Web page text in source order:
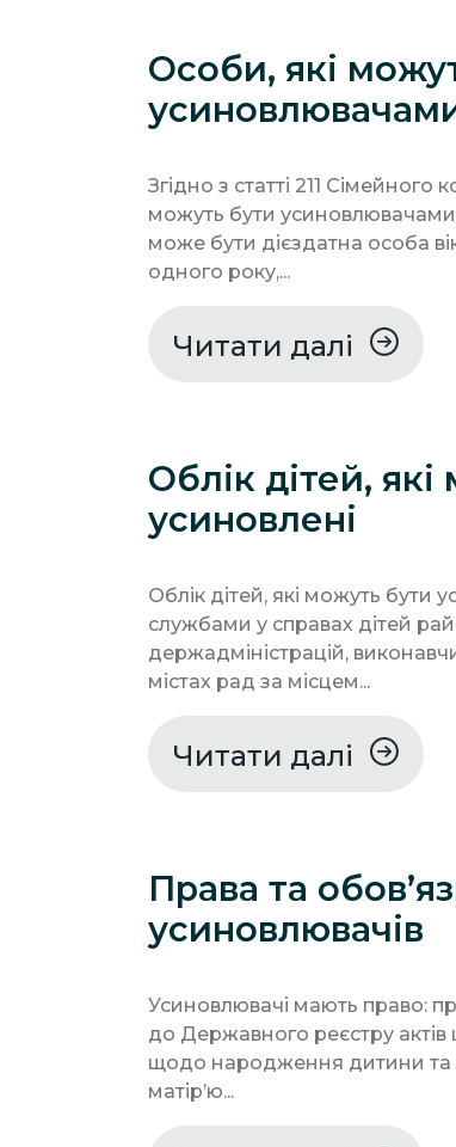
Особи, які
Згідно з статті 211 Сімейного
можуть бути
може бути дієздатна особа
одного року,...
Читати далі
Облік дітей,
усиновлені
Облік дітей, які можуть бути
службами у справах дітей
держадміністрацій,
містах рад за місцем...
Читати далі
Права та
усиновлювачів
Усиновлювачі мають право:
до Державного реєстру актів
щодо народження дитини та
матір’ю...